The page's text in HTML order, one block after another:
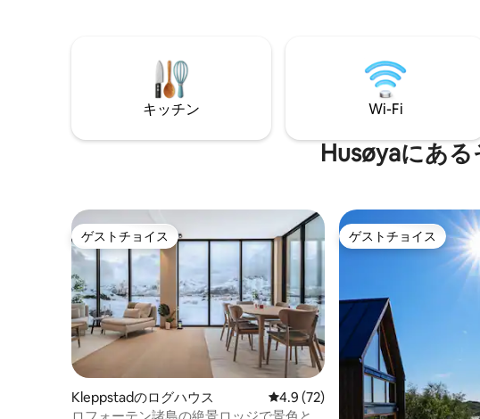
ビーチとユニークなハイキング地形。 釣
り水と狩猟の機会。最寄りの24時間営業
のショップまで6 km。 キャビンへの道は
冬に掃除されます。駐車場が良いです。
キッチン Wi-Fi
Husøyaにあ
ゲストチョイス
ゲストチョイス
Kleppstadのログハウス レビュー72件、5つ星中4.9つ星の平
4.9 (72)
ゲストチョイス
ゲストチョイス